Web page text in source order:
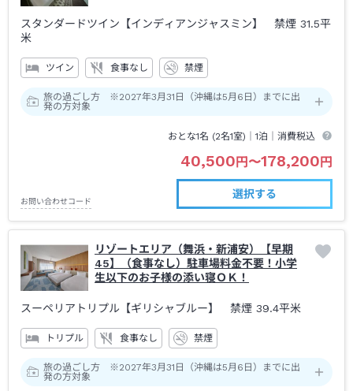
スタンダードツイン【インディアンジャスミン】 禁煙 31.5平
米
ツイン 食事なし 禁煙
旅の過ごし方 ※2027年3月31日（沖縄は5月6日）までに出
発の方対象
おとな1名 (2名1室)｜1泊 ｜消費税込
40,500円〜178,200円
お問い合わせコード
選択する
リゾートエリア（舞浜・新浦安）【早期
45】（食事なし）駐車場料金不要！小学
生以下のお子様の添い寝ＯＫ！
スーペリアトリプル【ギリシャブルー】 禁煙 39.4平米
トリプル 食事なし 禁煙
旅の過ごし方 ※2027年3月31日（沖縄は5月6日）までに出
発の方対象